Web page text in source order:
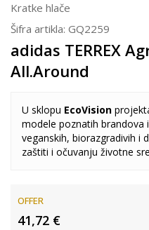
Kratke hlače
Šifra artikla: GQ2259
adidas TERREX
All.Around
U sklopu EcoVision
modele poznatih brandova
veganskih, biorazgradivih i
zaštiti i očuvanju životne
OFFER
41,72 €